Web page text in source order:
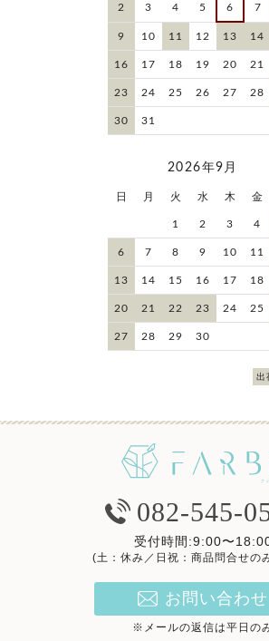
2 3 4 5 6 7
9 10 11 12 13 14
16 17 18 19 20 21
23 24 25 26 27 28
30 31
2026年9月
日 月 火 水 木 金
1 2 3 4
6 7 8 9 10 11
13 14 15 16 17 18
20 21 22 23 24 25
27 28 29 30
出
082-545-
受付時間:9:00〜
(土：休み／日祝：商品問合せの
お問い合わせ
※メールの返信は平日の